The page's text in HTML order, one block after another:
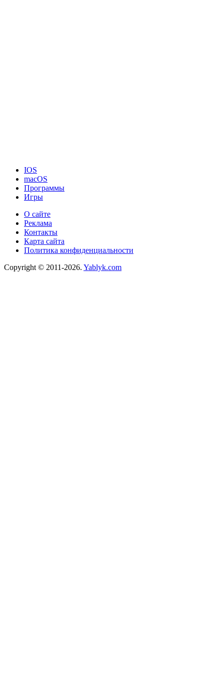
IOS
macOS
Программы
Игры
О сайте
Реклама
Контакты
Карта сайта
Политика конфиденциальности
Copyright © 2011-2026. Yablyk.сom